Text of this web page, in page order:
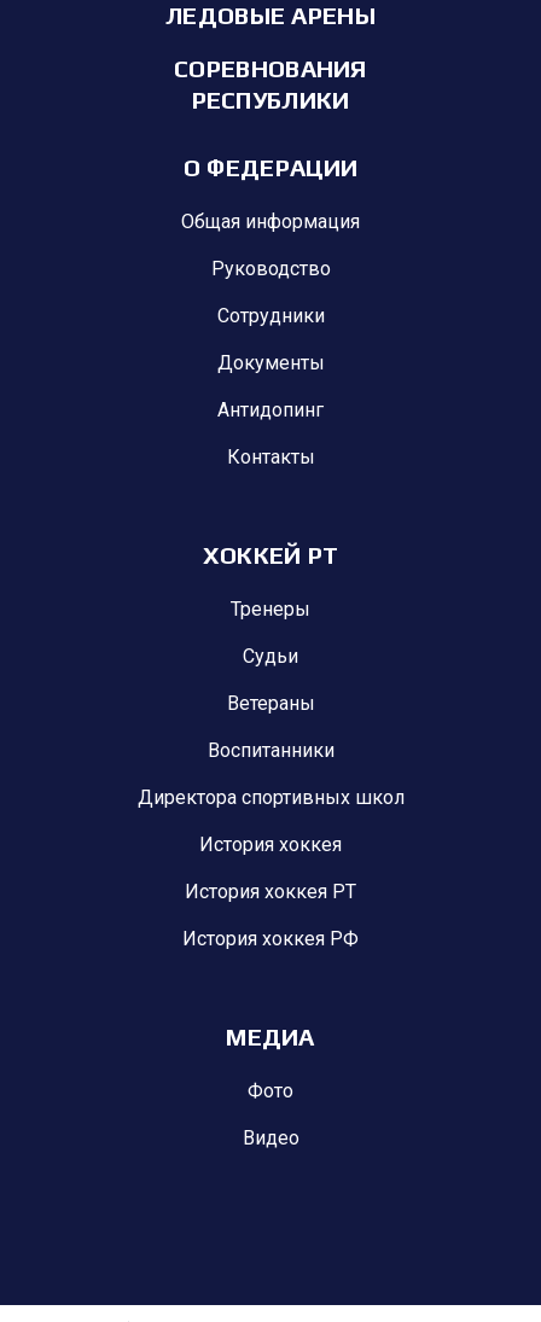
ЛЕДОВЫЕ АРЕНЫ
СОРЕВНОВАНИЯ
РЕСПУБЛИКИ
О ФЕДЕРАЦИИ
Общая информация
Руководство
Сотрудники
Документы
Антидопинг
Контакты
ХОККЕЙ РТ
Тренеры
Судьи
Ветераны
Воспитанники
Директора спортивных школ
История хоккея
История хоккея РТ
История хоккея РФ
МЕДИА
Фото
Видео